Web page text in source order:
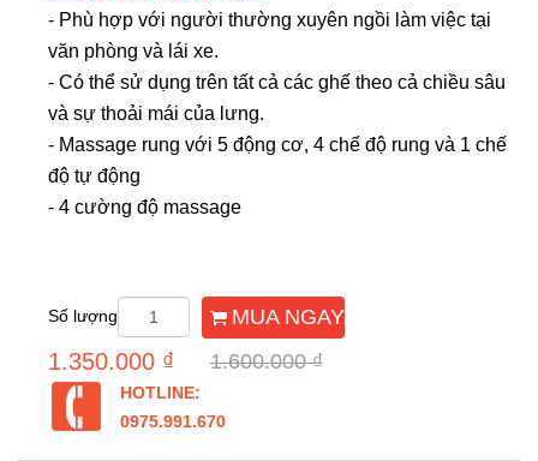
- Phù hợp với người thường xuyên ngồi làm việc tại
văn phòng và lái xe.
- Có thể sử dụng trên tất cả các ghế theo cả chiều sâu
và sự thoải mái của lưng.
- Massage rung với 5 động cơ, 4 chế độ rung và 1 chế
độ tự động
- 4 cường độ massage
Số lượng MUA NGAY
1.350.000 ₫ 1.600.000 ₫
HOTLINE:
0975.991.670